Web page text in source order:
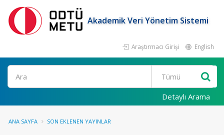
Akademik Veri Yönetim Sistemi
Araştırmacı Girişi English
Ara
Detaylı Arama
ANA SAYFA SON EKLENEN YAYINLAR